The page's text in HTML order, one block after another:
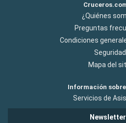
¿Quiénes
Preguntas
Condiciones
Seguridad
Mapa del
Información
Servicios de